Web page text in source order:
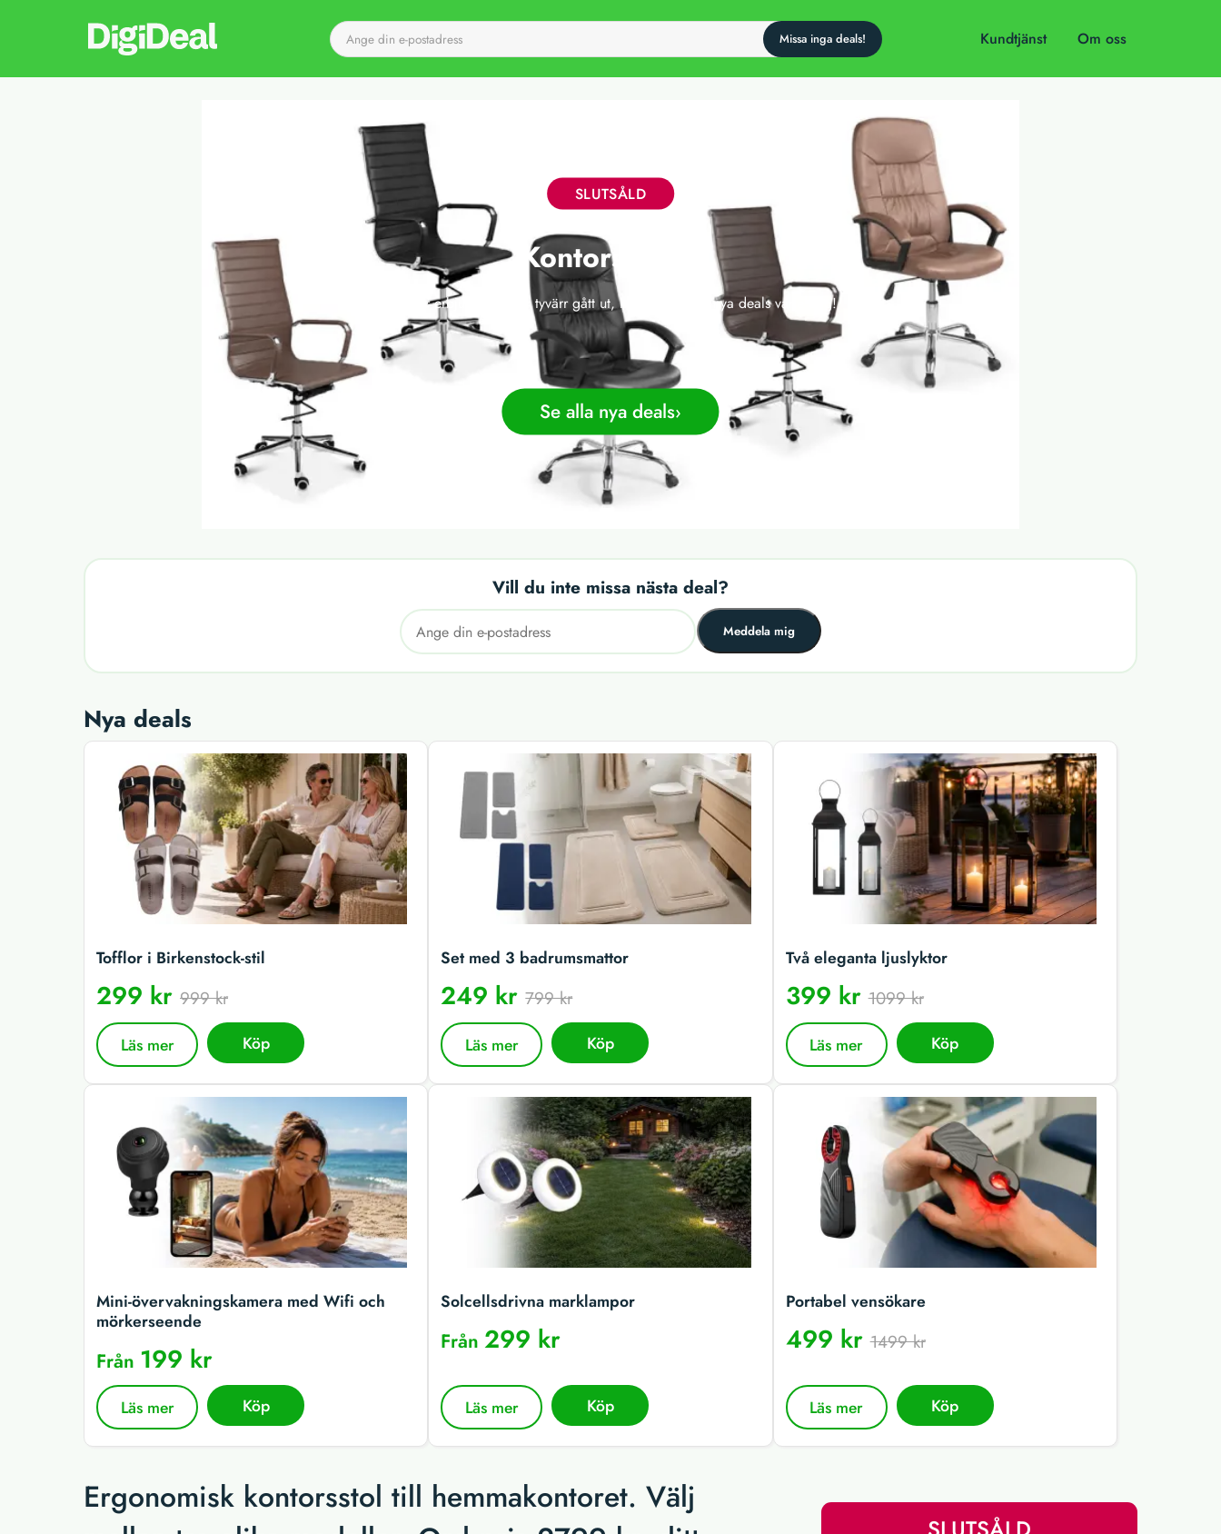
Till startsidan Kundtjänst Om oss
SLUTSÅLD
Kontorsstolar
Det här erbjudandet har tyvärr gått ut, men vi släpper nya deals varje dag!
Se alla nya deals
Vill du inte missa nästa deal?
Meddela mig
Nya deals
Tofflor i Birkenstock-stil
299 kr 999 kr
Läs mer Köp
Set med 3 badrumsmattor
249 kr799 kr
Läs mer Köp
Två eleganta ljuslyktor
399 kr1099 kr
Läs mer Köp
Mini-övervakningskamera med Wifi och
mörkerseende
Från 199 kr
Läs mer Köp
Solcellsdrivna marklampor
Från299 kr
Läs mer Köp
Portabel vensökare
499 kr1499 kr
Läs mer Köp
Ergonomisk kontorsstol till hemmakontoret. Välj